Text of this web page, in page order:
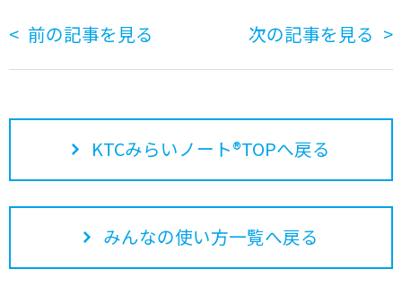
前の記事を見る 次の記事を見る
KTCみらいノート®TOPへ戻る
みんなの使い方一覧へ戻る